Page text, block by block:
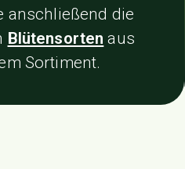
anschließend die
Blütensorten aus
Sortiment.